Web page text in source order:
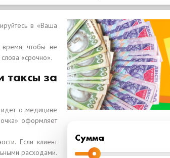
Cумма
в «Ваша
время, чтобы не
«срочно».
таксы за
о медицине
оформляет
Если клиент
расходами.